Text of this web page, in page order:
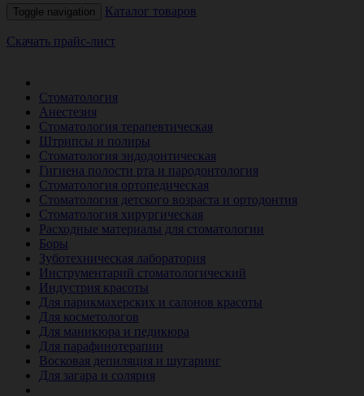
Toggle navigation Каталог товаров
Скачать прайс-лист
Стоматология
Анестезия
Стоматология терапевтическая
Штрипсы и полиры
Стоматология эндодонтическая
Гигиена полости рта и пародонтология
Стоматология ортопедическая
Стоматология детского возраста и ортодонтия
Стоматология хирургическая
Расходные материалы для стоматологии
Боры
Зуботехническая лаборатория
Инструментарий стоматологический
Индустрия красоты
Для парикмахерских и салонов красоты
Для косметологов
Для маникюра и педикюра
Для парафинотерапии
Восковая депиляция и шугаринг
Для загара и солярия